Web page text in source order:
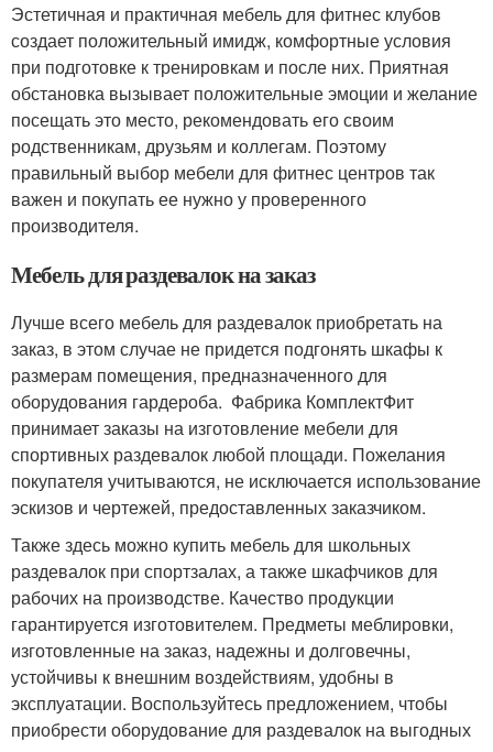
Эстетичная и практичная мебель для фитнес клубов
создает положительный имидж, комфортные условия
при подготовке к тренировкам и после них. Приятная
обстановка вызывает положительные эмоции и желание
посещать это место, рекомендовать его своим
родственникам, друзьям и коллегам. Поэтому
правильный выбор мебели для фитнес центров так
важен и покупать ее нужно у проверенного
производителя.
Мебель для раздевалок на заказ
Лучше всего мебель для раздевалок приобретать на
заказ, в этом случае не придется подгонять шкафы к
размерам помещения, предназначенного для
оборудования гардероба. Фабрика КомплектФит
принимает заказы на изготовление мебели для
спортивных раздевалок любой площади. Пожелания
покупателя учитываются, не исключается использование
эскизов и чертежей, предоставленных заказчиком.
Также здесь можно купить мебель для школьных
раздевалок при спортзалах, а также шкафчиков для
рабочих на производстве. Качество продукции
гарантируется изготовителем. Предметы меблировки,
изготовленные на заказ, надежны и долговечны,
устойчивы к внешним воздействиям, удобны в
эксплуатации. Воспользуйтесь предложением, чтобы
приобрести оборудование для раздевалок на выгодных